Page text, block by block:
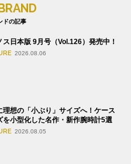
ドの記事
ス日本版 9月号（Vol.126）発売中！
2026.08.06
理想の「小ぶり」サイズへ！ケース
を小型化した名作・新作腕時計5選
2026.08.05